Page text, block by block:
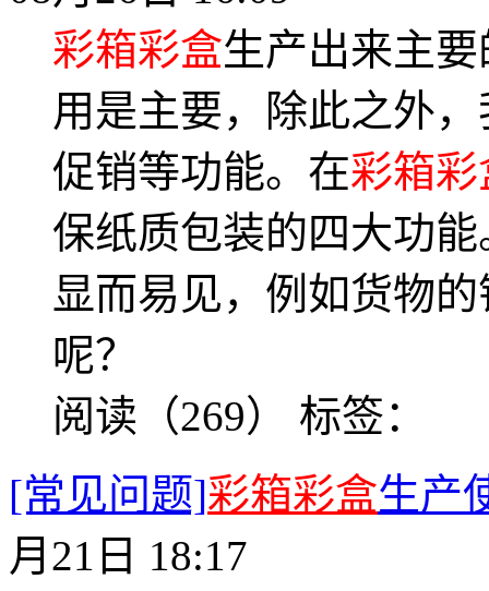
彩箱彩盒生产出来主
用是主要，除此之外
促销等功能。在彩箱彩
保纸质包装的四大功
显而易见，例如货物
呢？
阅读（269） 标签：
[常见问题]彩箱彩盒生产
月21日 18:17